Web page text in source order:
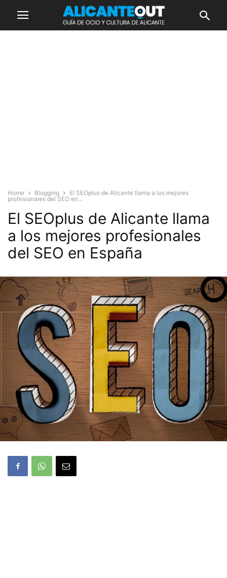
Home Blogging
El SEOplus de Alicante llama a los mejores
profesionales del SEO en...
El SEOplus de Alicante llama
a los mejores profesionales
del SEO en España